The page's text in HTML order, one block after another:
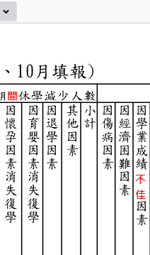
、
10月填報
)
間休學減少人數
因
懷
孕
因
素
消
失
復
學
其
他
因
素
因
傷
病
因
素
因
經
濟
困
難
因
素
因
學
業
成
績
不
佳
因
素
小
計
因
育
嬰
因
素
消
失
復
學
因
退
學
因
素